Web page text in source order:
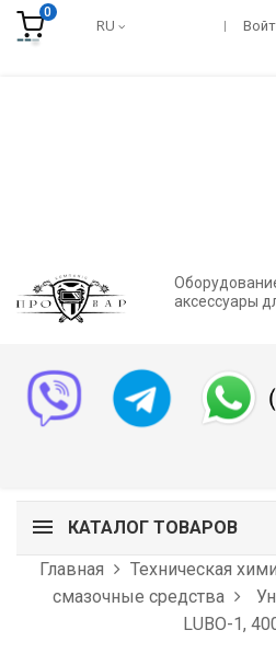
0
RU
аксессуары
КАТАЛОГ ТОВАРОВ
Главная
Техническая
смазочные средства
LUBO-1,